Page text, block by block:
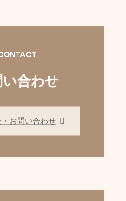
い合わせ
・お問い合わせ